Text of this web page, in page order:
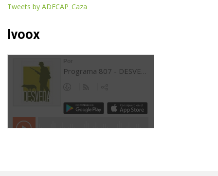
Tweets by ADECAP_Caza
Ivoox